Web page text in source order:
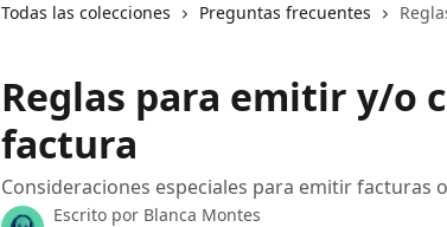
Todas las colecciones Preguntas frecuentes
Reglas para emitir y/o
factura
Consideraciones especiales para emitir facturas
Escrito por Blanca Montes